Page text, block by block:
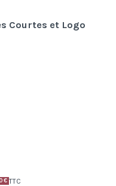
Courtes et Logo
€ TTC